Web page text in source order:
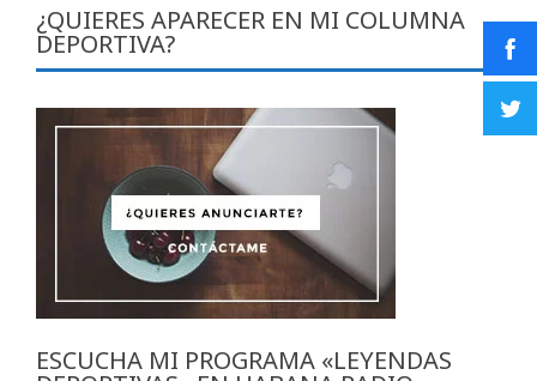
¿QUIERES APARECER EN MI COLUMNA
DEPORTIVA?
ESCUCHA MI PROGRAMA «LEYENDAS